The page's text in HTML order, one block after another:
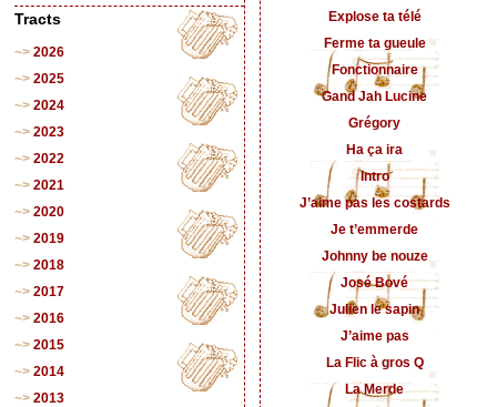
Tracts
2026
2025
2024
2023
2022
2021
2020
2019
2018
2017
2016
2015
2014
2013
Explose ta télé
Ferme ta gueule
Fonctionnaire
Gand Jah Lucine
Grégory
Ha ça ira
Intro
J’aime pas les costards
Je t’emmerde
Johnny be nouze
José Bové
Julien le sapin
J’aime pas
La Flic à gros Q
La Merde